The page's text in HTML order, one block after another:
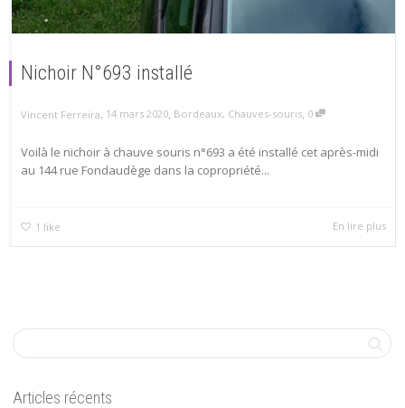
Nichoir N°693 installé
Vincent Ferreira, 14 mars 2020, Bordeaux, Chauves-souris, 0
Voilà le nichoir à chauve souris n°693 a été installé cet après-midi
au 144 rue Fondaudège dans la copropriété...
1 like En lire plus
Articles récents